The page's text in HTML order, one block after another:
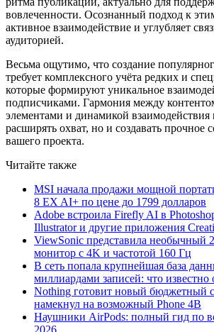
вовлеченности. Осознанный подход к
активное взаимодействие и углубляет
аудиторией.
Весьма ощутимо, что создание
требует комплексного учёта редких и
которые формируют уникальное
подписчиками. Гармония между
элементами и динамикой взаимодействия
расширять охват, но и создавать прочное
вашего проекта.
Читайте также
MSI начала продажи мощной
8 EX AI+ по цене до 1799 долларов
Adobe встроила Firefly AI в
Illustrator и другие приложения
ViewSonic представила необычный
монитор с 4K и частотой 160 Гц
В сеть попала крупнейшая база
миллиардами записей: что известно
Nothing готовит новый бюджетный
намекнул на возможный Phone 4B
Наушники AirPods: полный гид по